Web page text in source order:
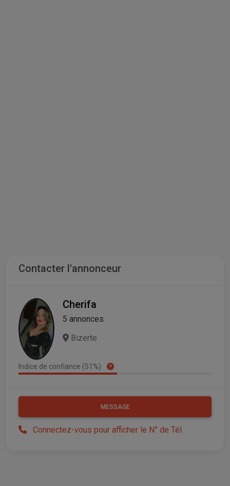
Contacter l'annonceur
Cherifa
5 annonces
Bizerte
Indice de confiance (51%)
MESSAGE
Connectez-vous pour afficher le N° de Tél.